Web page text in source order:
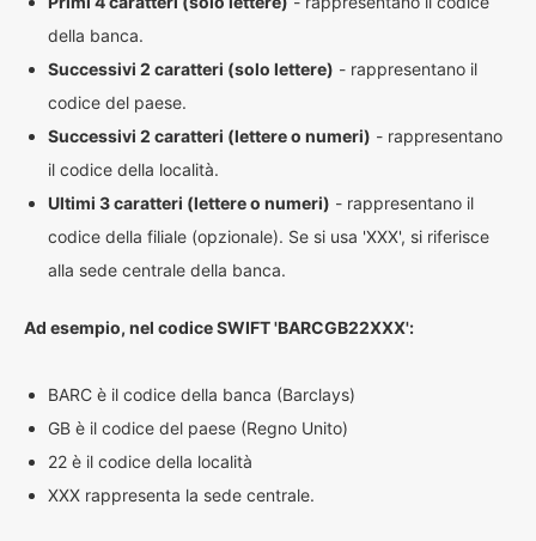
della banca.
Successivi 2 caratteri (solo lettere) - rappresentano il
codice del paese.
Successivi 2 caratteri (lettere o numeri) - rappresentano
il codice della località.
Ultimi 3 caratteri (lettere o numeri) - rappresentano il
codice della filiale (opzionale). Se si usa 'XXX', si riferisce
alla sede centrale della banca.
Ad esempio, nel codice SWIFT 'BARCGB22XXX':
BARC è il codice della banca (Barclays)
GB è il codice del paese (Regno Unito)
22 è il codice della località
XXX rappresenta la sede centrale.